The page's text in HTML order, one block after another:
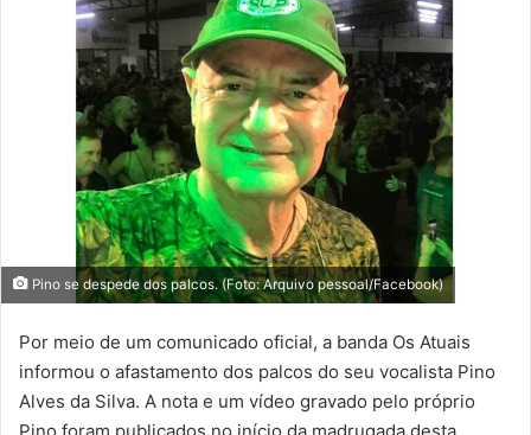
Pino se despede dos palcos. (Foto: Arquivo pessoal/Facebook)
Por meio de um comunicado oficial, a banda Os Atuais
informou o afastamento dos palcos do seu vocalista Pino
Alves da Silva. A nota e um vídeo gravado pelo próprio
Pino foram publicados no início da madrugada desta